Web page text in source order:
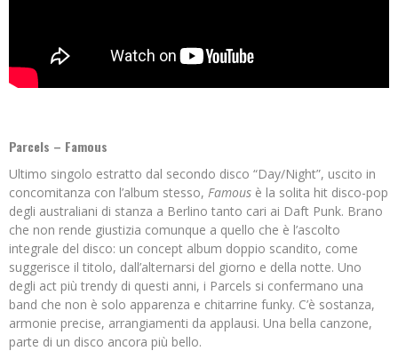
Parcels – Famous
Ultimo singolo estratto dal secondo disco “Day/Night”, uscito in
concomitanza con l’album stesso, Famous è la solita hit disco-pop
degli australiani di stanza a Berlino tanto cari ai Daft Punk. Brano
che non rende giustizia comunque a quello che è l’ascolto
integrale del disco: un concept album doppio scandito, come
suggerisce il titolo, dall’alternarsi del giorno e della notte. Uno
degli act più trendy di questi anni, i Parcels si confermano una
band che non è solo apparenza e chitarrine funky. C’è sostanza,
armonie precise, arrangiamenti da applausi. Una bella canzone,
parte di un disco ancora più bello.